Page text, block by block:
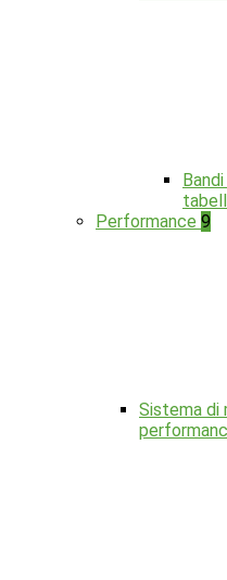
Performance 9
Sistema di